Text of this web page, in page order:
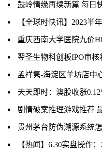
鼓岭情缘再续新篇 每日
【全球时快讯】2023半